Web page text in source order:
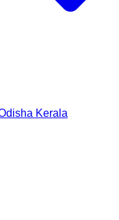
Kerala